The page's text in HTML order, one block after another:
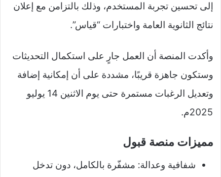
إلى تحسين تجربة المستخدم، وذلك بالتزامن مع إعلان
نتائج الثانوية العامة واختبارات “قياس”.
وأكدت المنصة أن العمل جارٍ على استكمال التحديثات
وستكون جاهزة قريبًا، مشددة على أن إمكانية إضافة
وتعديل الرغبات مستمرة حتى يوم الاثنين 14 يوليو
2025م.
مميزات منصة قبول
شفافية وعدالة: مشفّرة بالكامل، دون تدخل